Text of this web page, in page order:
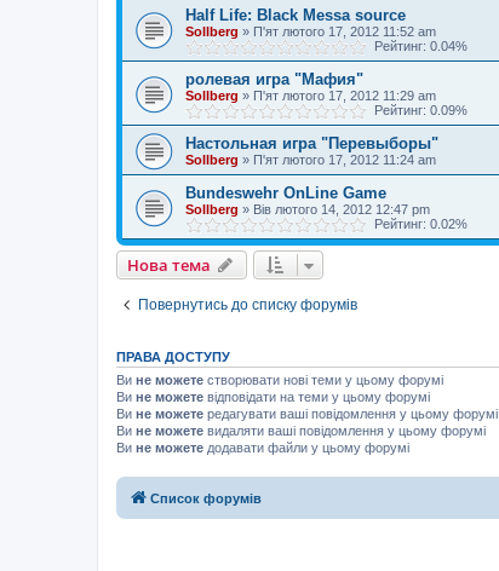
Half Life: Black Messa source
Sollberg » П'ят лютого 17, 2012 11:52 am
Рейтинг: 0.04%
ролевая игра "Мафия"
Sollberg » П'ят лютого 17, 2012 11:29 am
Рейтинг: 0.09%
Настольная игра "Перевыборы"
Sollberg » П'ят лютого 17, 2012 11:24 am
Bundeswehr OnLine Game
Sollberg » Вів лютого 14, 2012 12:47 pm
Рейтинг: 0.02%
Нова тема
Повернутись до списку форумів
ПРАВА ДОСТУПУ
Ви не можете створювати нові теми у цьому форумі
Ви не можете відповідати на теми у цьому форумі
Ви не можете редагувати ваші повідомлення у цьому форумі
Ви не можете видаляти ваші повідомлення у цьому форумі
Ви не можете додавати файли у цьому форумі
Список форумів